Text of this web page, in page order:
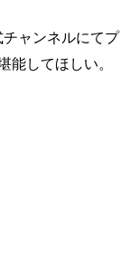
ャンネルにてプ
してほしい。